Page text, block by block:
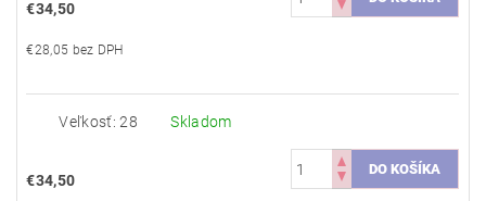
€34,50
€28,05 bez DPH
Veľkosť: 28 Skladom
€34,50